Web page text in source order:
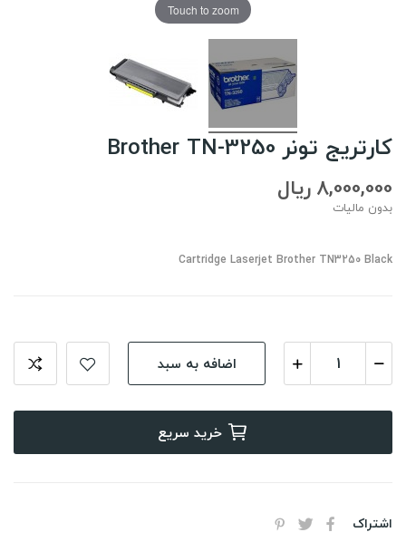
Touch to zoom
کارتریج تونر Brother TN-3250
8,000,000 ریال
بدون مالیات
Cartridge Laserjet Brother TN3250 Black
اضافه به سبد
خرید سریع
اشتراک